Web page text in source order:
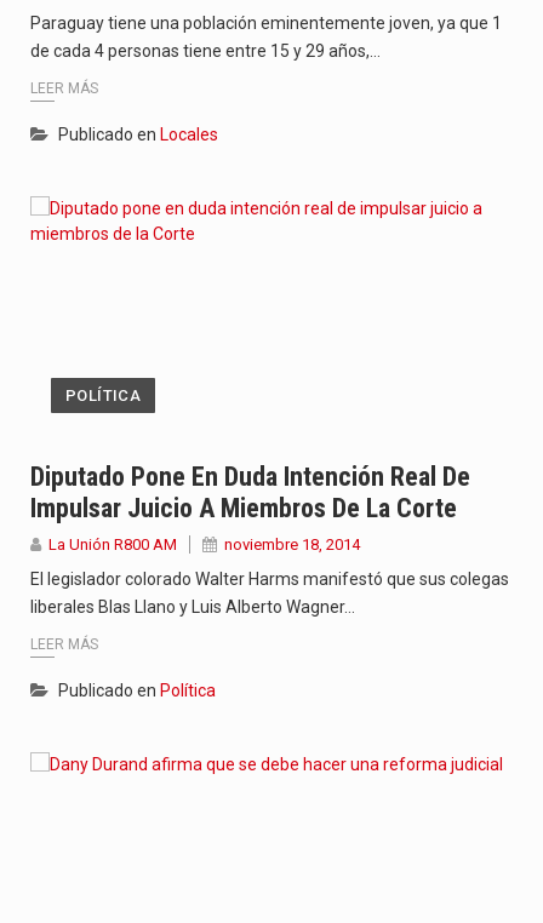
Paraguay tiene una población eminentemente joven, ya que 1
de cada 4 personas tiene entre 15 y 29 años,…
LEER MÁS
Publicado en Locales
POLÍTICA
Diputado Pone En Duda Intención Real De
Impulsar Juicio A Miembros De La Corte
La Unión R800 AM noviembre 18, 2014
El legislador colorado Walter Harms manifestó que sus colegas
liberales Blas Llano y Luis Alberto Wagner…
LEER MÁS
Publicado en Política